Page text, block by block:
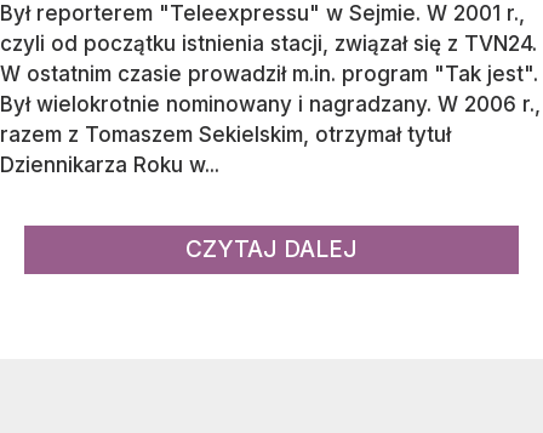
Był reporterem "Teleexpressu" w Sejmie. W 2001 r.,
czyli od początku istnienia stacji, związał się z TVN24.
W ostatnim czasie prowadził m.in. program "Tak jest".
Był wielokrotnie nominowany i nagradzany. W 2006 r.,
razem z Tomaszem Sekielskim, otrzymał tytuł
Dziennikarza Roku w...
CZYTAJ DALEJ